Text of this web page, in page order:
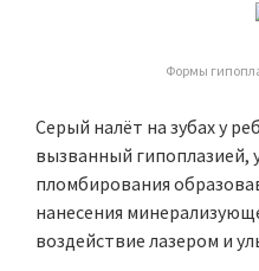
Формы
Серый налёт на зубах у
вызванный
пломбирования
нанесения
воздействие лазером и